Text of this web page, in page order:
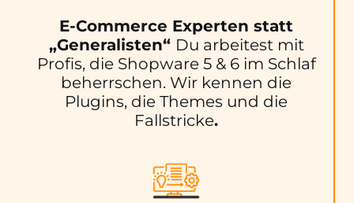
E-Commerce Experten statt
„Generalisten“ Du arbeitest mit
Profis, die Shopware 5 & 6 im Schlaf
beherrschen. Wir kennen die
Plugins, die Themes und die
Fallstricke.